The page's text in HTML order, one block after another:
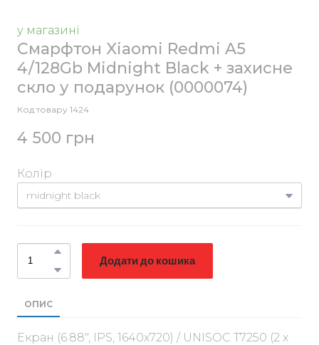
у магазині
Смарфтон Xiaomi Redmi A5
4/128Gb Midnight Black + захисне
скло у подарунок (0000074)
Код товару 1424
4 500 грн
Колір
Додати до кошика
ОПИС
Екран (6.88", IPS, 1640х720) / UNISOC T7250 (2 x